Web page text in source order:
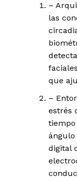
–
las
que
–
estrés
digital